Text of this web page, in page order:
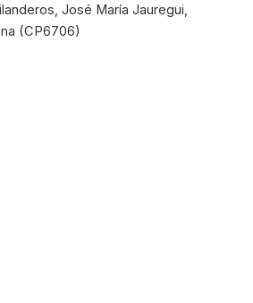
José María Jauregui,
(CP6706)